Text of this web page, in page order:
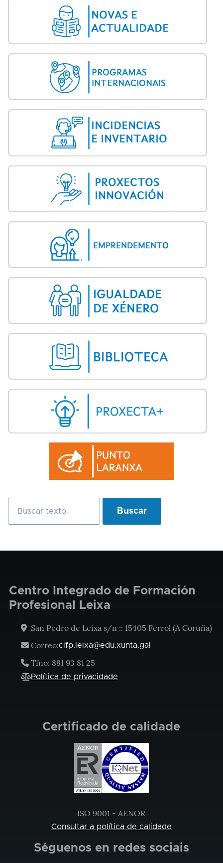
Buscar
Centro Integrado de Formación
Profesional Leixa
San Pedro de Leixa s/n :: 15405 Ferrol (A Coruña)
Correo:cifp.leixa@edu.xunta.gal
Tfno: 881 93 81 25
Política de privacidade
Certificado de calidade
ISO 9001 - AENOR
Consultar a política de calidade
Séguenos en redes sociais